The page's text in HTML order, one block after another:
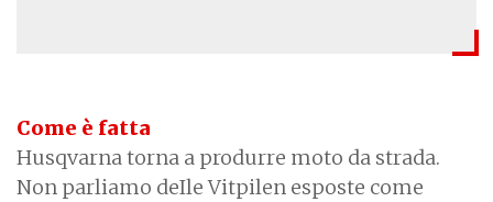
Come è fatta
Husqvarna torna a produrre moto da strada.
Non parliamo deIle Vitpilen esposte come